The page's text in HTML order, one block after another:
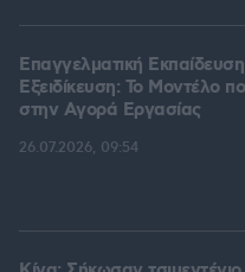
Επαγγελματική
Εξειδίκευση: Το Mοντέλο
στην Aγορά Eργασίας
26.07.2026, 09:54